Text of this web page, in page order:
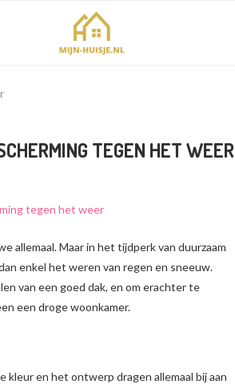
TEGEN HET WEER
allemaal. Maar in het tijdperk van duurzaam
enkel het weren van regen en sneeuw.
van een goed dak, en om erachter te
een droge woonkamer.
kleur en het ontwerp dragen allemaal bij aan